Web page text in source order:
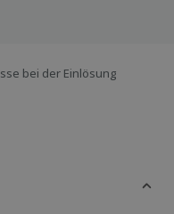
bei der Einlösung